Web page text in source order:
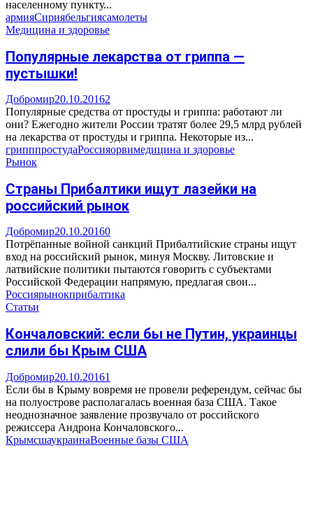
населенному пункту...
армияСириябельгиясамолеты
Медицина и здоровье
Популярные лекарства от гриппа —
пустышки!
Добромир20.10.20162
Популярные средства от простуды и гриппа: работают ли
они? Ежегодно жители России тратят более 29,5 млрд рублей
на лекарства от простуды и гриппа. Некоторые из...
грипппростудаРоссияорвимедицина и здоровье
Рынок
Страны Прибалтики ищут лазейки на
российский рынок
Добромир20.10.20160
Потрёпанные войной санкций Прибалтийские страны ищут
вход на российский рынок, минуя Москву. Литовские и
латвийские политики пытаются говорить с субъектами
Российской Федерации напрямую, предлагая свои...
Россиярынокприбалтика
Статьи
Кончаловский: если бы не Путин, украинцы
слили бы Крым США
Добромир20.10.20161
Если бы в Крыму вовремя не провели референдум, сейчас бы
на полуострове располагалась военная база США. Такое
неоднозначное заявление прозвучало от российского
режиссера Андрона Кончаловского...
КрымсшаукраинаВоенные базы США